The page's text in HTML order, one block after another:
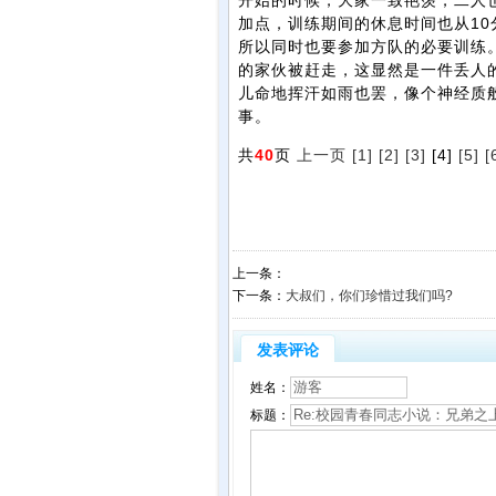
加点，训练期间的休息时间也从
所以同时也要参加方队的必要训
的家伙被赶走，这显然是一件丢
儿命地挥汗如雨也罢，像个神经
事。
共40页 上一页 [1] [2] [3] [4] [5]
上一条：
下一条： 大叔们，你们珍惜过我们吗?
发表评论
姓名：
标题：